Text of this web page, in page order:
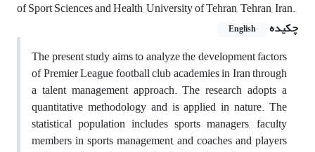
of Sport Sciences and Health, University of Tehran, Tehran, Iran.
چکیده
English
The present study aims to analyze the development factors
of Premier League football club academies in Iran through
a talent management approach. The research adopts a
quantitative methodology and is applied in nature. The
statistical population includes sports managers, faculty
members in sports management, and coaches and players